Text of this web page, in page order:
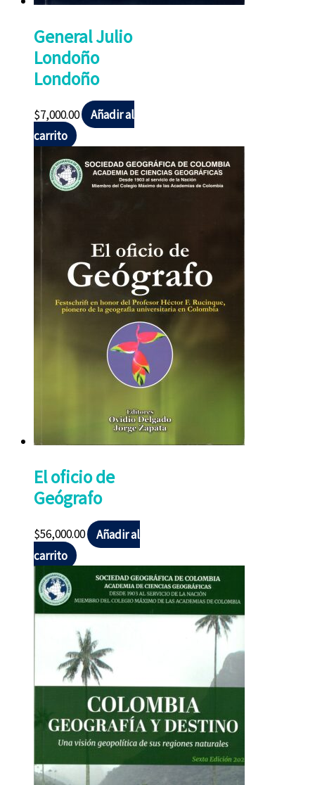
General Julio
Londoño
Londoño
$7,000.00
Añadir al
carrito
El oficio de
Geógrafo
$56,000.00
Añadir al
carrito